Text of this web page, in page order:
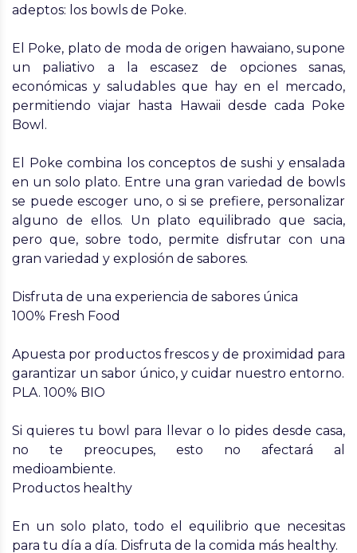
adeptos: los bowls de Poke.
El Poke, plato de moda de origen hawaiano, supone
un paliativo a la escasez de opciones sanas,
económicas y saludables que hay en el mercado,
permitiendo viajar hasta Hawaii desde cada Poke
Bowl.
El Poke combina los conceptos de sushi y ensalada
en un solo plato. Entre una gran variedad de bowls
se puede escoger uno, o si se prefiere, personalizar
alguno de ellos. Un plato equilibrado que sacia,
pero que, sobre todo, permite disfrutar con una
gran variedad y explosión de sabores.
Disfruta de una experiencia de sabores única
100% Fresh Food
Apuesta por productos frescos y de proximidad para
garantizar un sabor único, y cuidar nuestro entorno.
PLA. 100% BIO
Si quieres tu bowl para llevar o lo pides desde casa,
no te preocupes, esto no afectará al
medioambiente.
Productos healthy
En un solo plato, todo el equilibrio que necesitas
para tu día a día. Disfruta de la comida más healthy.